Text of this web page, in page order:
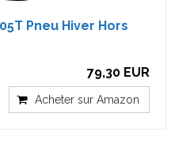
Pneu Hiver Hors
79,30 EUR
Acheter sur Amazon